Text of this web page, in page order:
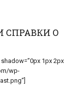
СПРАВКИ О
1px 2px
wp-